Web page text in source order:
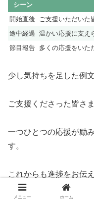
シーン
開始直後
ご支援いただいた
途中経過 温かい応援に支え
節目報告 多くの応援をいた
少し気持ちを足した例
ご支援くださった皆さ
一つひとつの応援が励
す。
これからも進捗をお伝
メニュー ホーム